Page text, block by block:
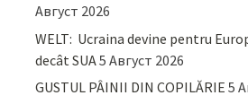
Август 2026
WELT: Ucraina devine pentru
decât SUA5 Август 2026
GUSTUL PÂINII DIN COPILĂRIE 5